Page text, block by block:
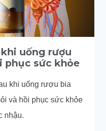
uống rượu
phục sức khỏe
khi uống rượu bia
và hồi phục sức khỏe
nhậu.